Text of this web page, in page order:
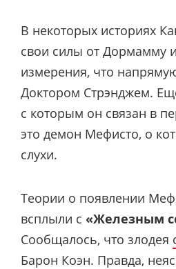
В некоторых историях
свои силы от Дормамму
измерения, что
Доктором Стрэнджем.
с которым он связан в
это демон Мефисто, о
слухи.
Теории о появлении
всплыли с «Железным
Сообщалось, что злодея
Барон Коэн. Правда,